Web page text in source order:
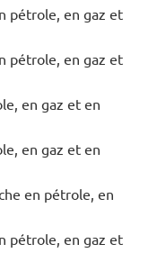
pétrole, en gaz et
pétrole, en gaz et
en gaz et en
en gaz et en
en pétrole, en
pétrole, en gaz et